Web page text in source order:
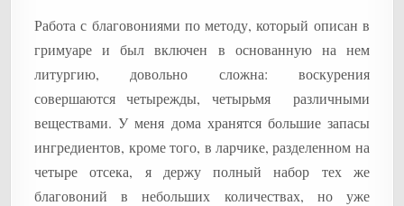
Работа с благовониями по методу, который описан в
гримуаре и был включен в основанную на нем
литургию, довольно сложна: воскурения
совершаются четырежды, четырьмя различными
веществами. У меня дома хранятся большие запасы
ингредиентов, кроме того, в ларчике, разделенном на
четыре отсека, я держу полный набор тех же
благовоний в небольших количествах, но уже